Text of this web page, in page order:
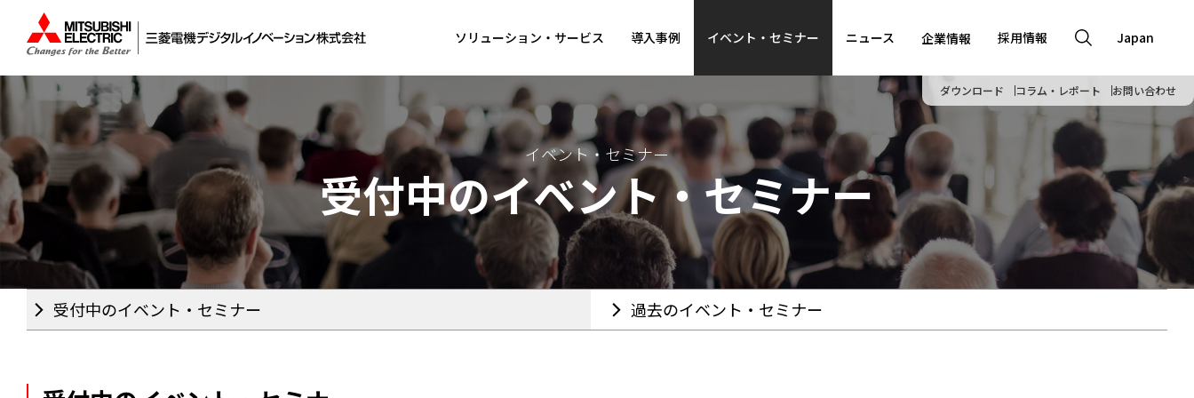
ソリューション・サービス 導入事例 イベント・セミナー ニュース 企業情報 採用情報 Japan
ダウンロード コラム・レポート お問い合わせ
イベント・セミナー
受付中のイベント・セミナー
受付中のイベント・セミナー 過去のイベント・セミナー